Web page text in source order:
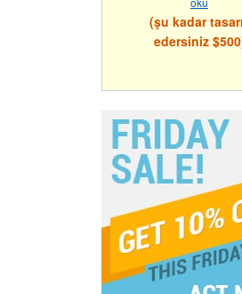
(şu kadar
edersiniz